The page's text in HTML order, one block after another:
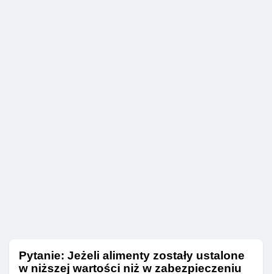
Pytanie: Jeżeli alimenty zostały ustalone
w niższej wartości niż w zabezpieczeniu